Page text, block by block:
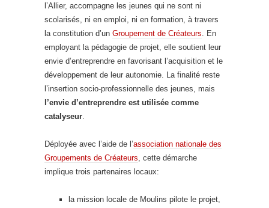
l’Allier, accompagne les jeunes qui ne sont ni
scolarisés, ni en emploi, ni en formation, à travers
la constitution d’un Groupement de Créateurs. En
employant la pédagogie de projet, elle soutient leur
envie d’entreprendre en favorisant l’acquisition et le
développement de leur autonomie. La finalité reste
l’insertion socio-professionnelle des jeunes, mais
l’envie d’entreprendre est utilisée comme
catalyseur.
Déployée avec l’aide de l’association nationale des
Groupements de Créateurs, cette démarche
implique trois partenaires locaux:
la mission locale de Moulins pilote le projet,